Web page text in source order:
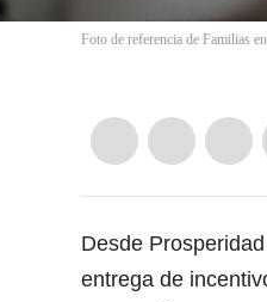
Foto de referencia de Familias
Desde
entrega de